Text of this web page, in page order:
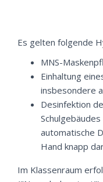
Es gelten folgende
MNS-
Einhaltung
insbesondere
Desinfektion
automatische
Hand knapp
Im Klassenraum